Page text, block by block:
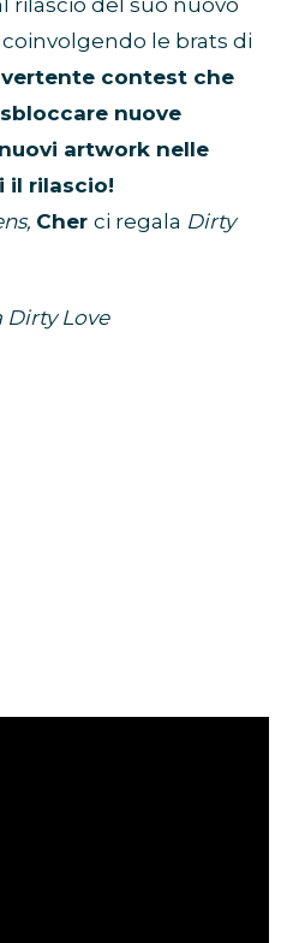
rilascio del suo nuovo
coinvolgendo le brats di
contest che
nuove
artwork nelle
il rilascio!
Cher ci regala Dirty
Dirty Love